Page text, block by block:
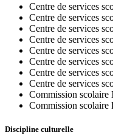
Centre de services
Centre de services
Centre de services
Centre de services
Centre de services
Centre de services
Centre de services
Centre de services
Commission scolaire
Commission scolaire
Discipline culturelle